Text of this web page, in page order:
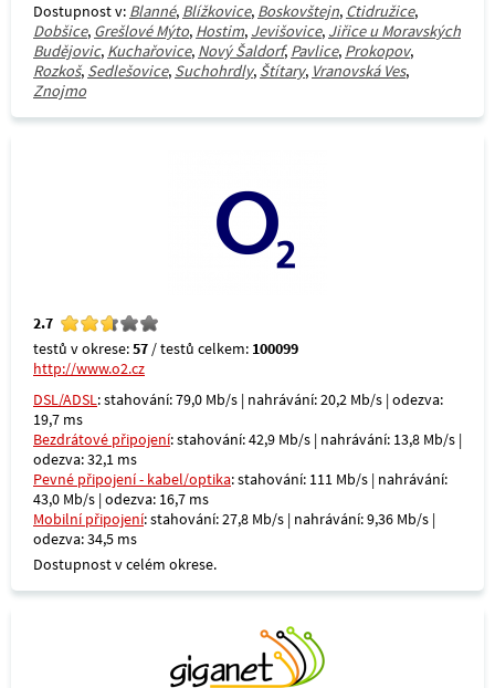
Dostupnost v: Blanné, Blížkovice, Boskovštejn, Ctidružice,
Dobšice, Grešlové Mýto, Hostim, Jevišovice, Jiřice u Moravských
Budějovic, Kuchařovice, Nový Šaldorf, Pavlice, Prokopov,
Rozkoš, Sedlešovice, Suchohrdly, Štítary, Vranovská Ves,
Znojmo
2.7
testů v okrese:57 / testů celkem: 100099
http://www.o2.cz
DSL/ADSL: stahování: 79,0 Mb/s | nahrávání: 20,2 Mb/s | odezva:
19,7 ms
Bezdrátové připojení: stahování: 42,9 Mb/s | nahrávání: 13,8 Mb/s |
odezva: 32,1 ms
Pevné připojení - kabel/optika: stahování: 111 Mb/s | nahrávání:
43,0 Mb/s | odezva: 16,7 ms
Mobilní připojení: stahování: 27,8 Mb/s | nahrávání: 9,36 Mb/s |
odezva: 34,5 ms
Dostupnost v celém okrese.